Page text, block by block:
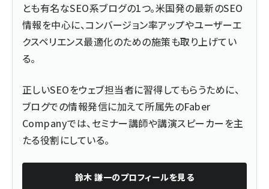
とも有名なSEO系ブログの1つ。米国発の最新のSEO
情報を中心に、コンバージョン率アップやユーザーエ
クスペリエンス最適化のための施策も取り上げてい
る。
正しいSEOをウェブ担当者に習得してもらうために、
ブログでの情報発信に加えて所属先のFaber
Companyでは、セミナー講師や講演スピーカーを主
たる役割にしている。
鈴木 謙一のプロフィールを見る